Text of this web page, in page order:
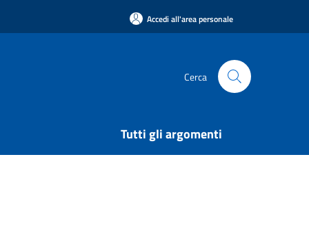
Accedi all'area personale
Cerca
Tutti gli argomenti